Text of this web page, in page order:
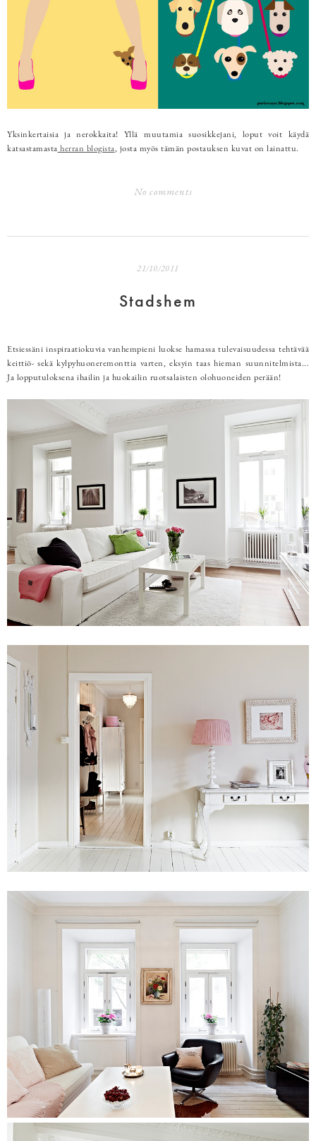
Yksinkertaisia ja nerokkaita! Yllä muutamia suosikkejani, loput voit käydä
katsastamasta herran blogista, josta myös tämän postauksen kuvat on lainattu.
No comments
21/10/2011
Stadshem
Etsiessäni inspiraatiokuvia vanhempieni luokse hamassa tulevaisuudessa tehtävää
keittiö- sekä kylpyhuoneremonttia varten, eksyin taas hieman suunnitelmista...
Ja lopputuloksena ihailin ja huokailin ruotsalaisten olohuoneiden perään!